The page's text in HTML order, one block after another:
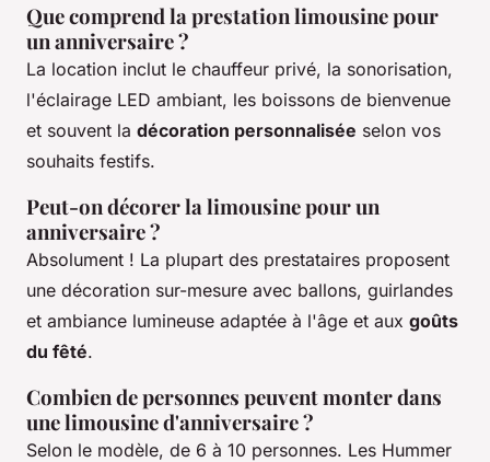
Que comprend la prestation limousine pour
un anniversaire ?
La location inclut le chauffeur privé, la sonorisation,
l'éclairage LED ambiant, les boissons de bienvenue
et souvent la décoration personnalisée selon vos
souhaits festifs.
Peut-on décorer la limousine pour un
anniversaire ?
Absolument ! La plupart des prestataires proposent
une décoration sur-mesure avec ballons, guirlandes
et ambiance lumineuse adaptée à l'âge et aux goûts
du fêté.
Combien de personnes peuvent monter dans
une limousine d'anniversaire ?
Selon le modèle, de 6 à 10 personnes. Les Hummer